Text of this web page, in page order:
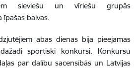
sieviešu un vīriešu grupās
balvas.
abas dienas bija pieejamas
sportiski konkursi. Konkursu
par dalību sacensībās un Latvijas